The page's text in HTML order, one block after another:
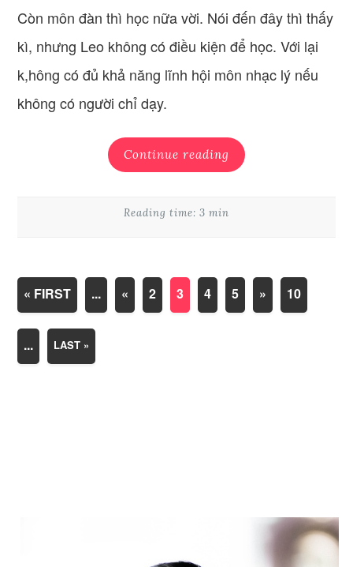
Còn môn đàn thì học nữa vời. Nói đến đây thì thấy
kì, nhưng Leo không có điều kiện để học. Với lại
k,hông có đủ khả năng lĩnh hội môn nhạc lý nếu
không có người chỉ dạy.
Continue reading
Reading time: 3 min
« FIRST ... « 2 3 4 5 » 10
... LAST »